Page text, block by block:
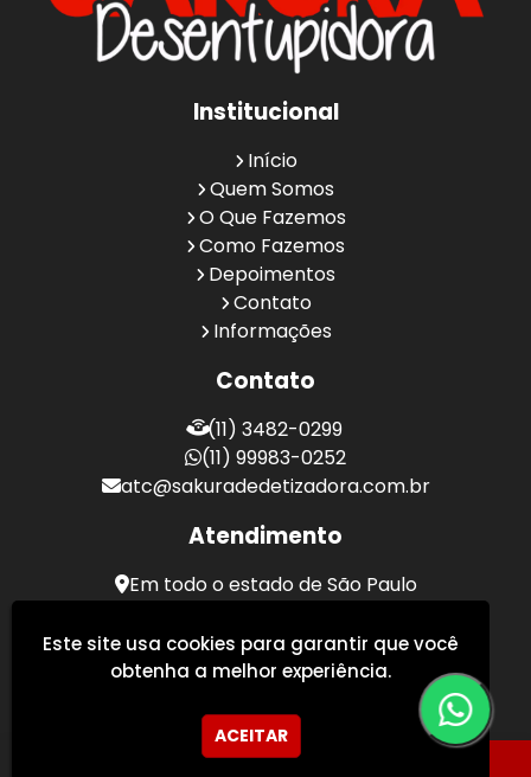
Institucional
Início
Quem Somos
O Que Fazemos
Como Fazemos
Depoimentos
Contato
Informações
Contato
(11) 3482-0299
(11) 99983-0252
atc@sakuradedetizadora.com.br
Atendimento
Em todo o estado de São Paulo
Este site usa cookies para garantir que você
obtenha a melhor experiência.
ACEITAR